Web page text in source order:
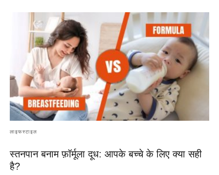
लाइफस्टाइल
स्तनपान बनाम फ़ॉर्मूला दूध: आपके बच्चे के लिए क्या सही
है?